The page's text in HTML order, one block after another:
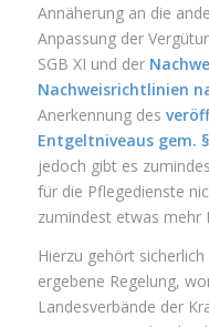
Annäherung an die
Anpassung der
SGB XI und der
Nachweisrichtlinien
Anerkennung des
Entgeltniveaus gem. §
jedoch gibt es
für die Pflegedienste
zumindest etwas mehr
Hierzu gehört sicherlich
ergebene Regelung,
Landesverbände der